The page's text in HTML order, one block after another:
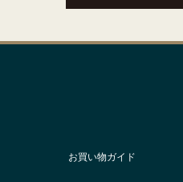
お買い物ガイド